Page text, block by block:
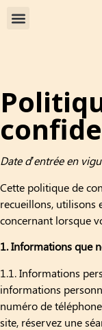
Date d’entrée en
Cette politique de
recueillons, utilisons
concernant lorsque
1. Informations que
1.1. Informations
informations
numéro de
site, réservez une